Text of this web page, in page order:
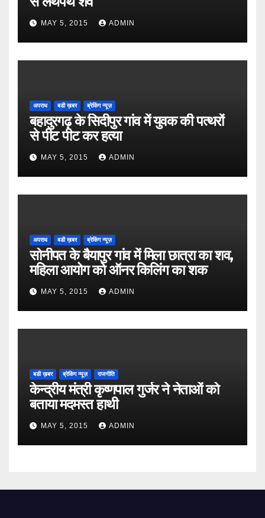
MAY 5, 2015 ADMIN
अपराध बडी ख़बर ब्रेकिंग न्यूज़
बहादुरगढ़ के सिदीपुर गांव में युवक की पत्थरों
से पीट पीट कर हत्या
MAY 5, 2015 ADMIN
अपराध बडी ख़बर ब्रेकिंग न्यूज़
सोनीपत के बैयापुर गांव में मिला छात्रा का शव,
महिला आयोग को ऑनर किलिंग का शक
MAY 5, 2015 ADMIN
बडी ख़बर ब्रेकिंग न्यूज़ राजनीति
केन्द्रीय मंत्री कृष्णपाल गुर्जर ने नेताओं को
बताया मदमस्त हाथी
MAY 5, 2015 ADMIN